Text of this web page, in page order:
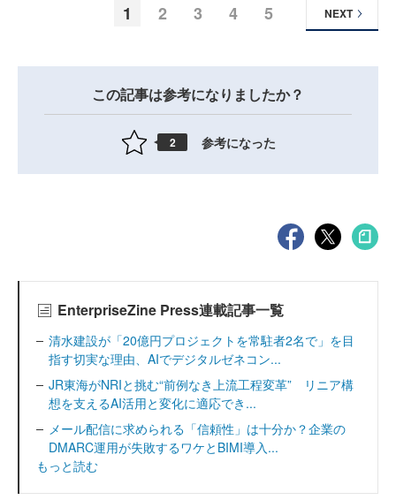
1 2 3 4 5 NEXT
この記事は参考になりましたか？
2 参考になった
EnterpriseZine Press連載記事一覧
清水建設が「20億円プロジェクトを常駐者2名で」を目
指す切実な理由、AIでデジタルゼネコン...
JR東海がNRIと挑む“前例なき上流工程変革” リニア構
想を支えるAI活用と変化に適応でき...
メール配信に求められる「信頼性」は十分か？企業の
DMARC運用が失敗するワケとBIMI導入...
もっと読む